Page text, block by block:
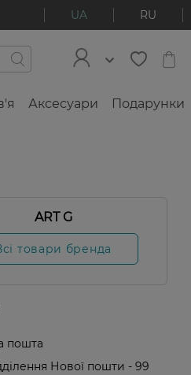
UA RU
Аксесуари Подарунки
ART G
товари бренда
пошта
Нової пошти - 99